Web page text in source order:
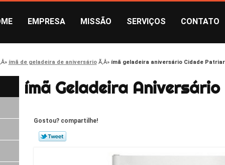
EMPRESA MISSÃO SERVIÇOS CONTATO
ímã de geladeira de aniversário ímã geladeira aniversário Cidade
ímã Geladeira
Gostou? compartilhe!